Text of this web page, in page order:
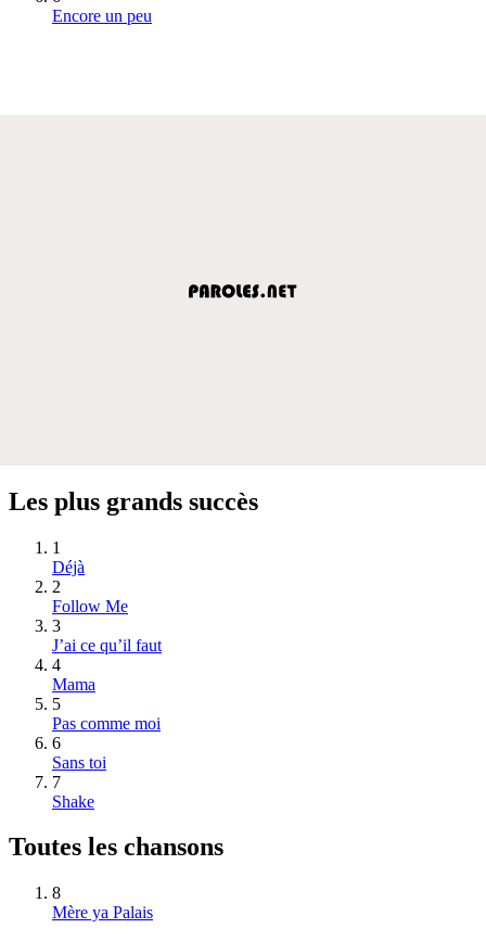
Encore un peu
Les plus grands succès
1
Déjà
2
Follow Me
3
J’ai ce qu’il faut
4
Mama
5
Pas comme moi
6
Sans toi
7
Shake
Toutes les chansons
8
Mère ya Palais